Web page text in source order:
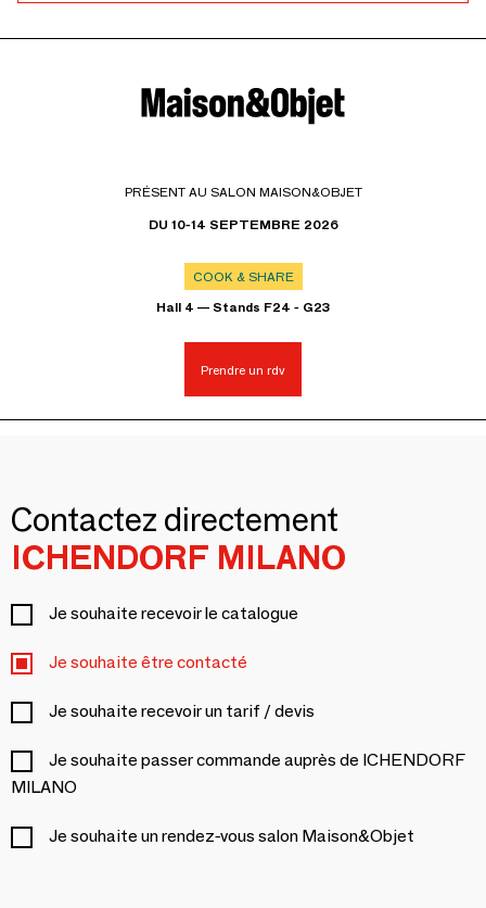
PRÉSENT AU SALON MAISON&OBJET
DU 10-14 SEPTEMBRE 2026
COOK & SHARE
Hall 4 — Stands F24 - G23
Prendre un rdv
Contactez directement
ICHENDORF MILANO
Je souhaite recevoir le catalogue
Je souhaite être contacté
Je souhaite recevoir un tarif / devis
Je souhaite passer commande auprès de ICHENDORF
MILANO
Je souhaite un rendez-vous salon Maison&Objet